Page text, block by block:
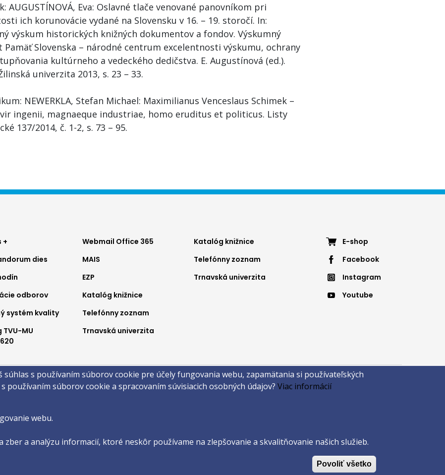
AUGUSTÍNOVÁ, Eva: Oslavné tlače venované panovníkom pri
ich korunovácie vydané na Slovensku v 16. – 19. storočí. In:
výskum historických knižných dokumentov a fondov. Výskumný
Pamäť Slovenska – národné centrum excelentnosti výskumu, ochrany
kultúrneho a vedeckého dedičstva. E. Augustínová (ed.).
univerzita 2013, s. 23 – 33.
NEWERKLA, Stefan Michael: Maximilianus Venceslaus Schimek –
ingenii, magnaeque industriae, homo eruditus et politicus. Listy
137/2014, č. 1-2, s. 73 – 95.
+
dies
odborov
systém kvality
TVU-MU
Footer
menu
2
Webmail Office 365
MAIS
EZP
Katalóg knižnice
Telefónny zoznam
Trnavská univerzita
Footer
menu
3
Katalóg knižnice
Telefónny zoznam
Trnavská univerzita
Footer
menu
E-shop
Facebook
Instagram
Youtube
Technická podpora Vyhlásenie o prístupnosti Cookies
ActivIT s.r.o.
súhlas s používaním súborov cookie pre účely fungovania webu, zapamätania si používateľských
používaním súborov cookie a spracovaním súvisiacich osobných údajov?Viac informácií
webu.
a analýzu informacií, ktoré neskôr používame na zlepšovanie a skvalitňovanie našich služieb.
Povoliť všetko